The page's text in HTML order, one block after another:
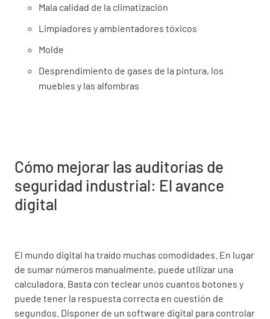
Mala calidad de la climatización
Limpiadores y ambientadores tóxicos
Molde
Desprendimiento de gases de la pintura, los
muebles y las alfombras
Cómo mejorar las auditorías de
seguridad industrial: El avance
digital
El mundo digital ha traído muchas comodidades. En lugar
de sumar números manualmente, puede utilizar una
calculadora. Basta con teclear unos cuantos botones y
puede tener la respuesta correcta en cuestión de
segundos. Disponer de un software digital para controlar